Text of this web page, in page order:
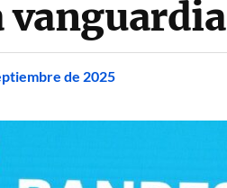
vanguardia
de 2025